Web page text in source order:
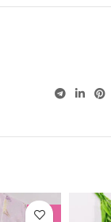
-38%